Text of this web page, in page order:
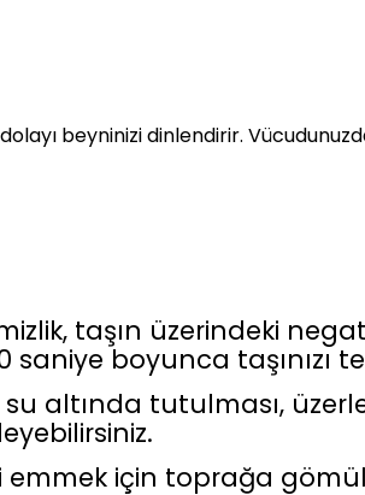
dolayı beyninizi dinlendirir.
taşın üzerindeki
boyunca taşınızı
altında tutulması,
için toprağa